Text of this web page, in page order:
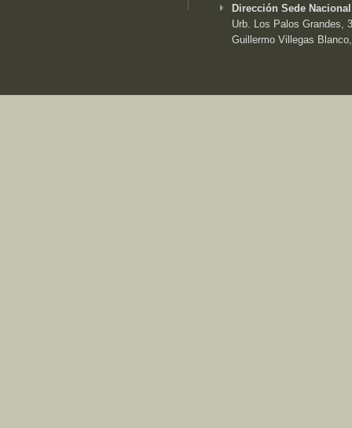
Dirección Sede
Urb. Los Palos Grandes,
Guillermo Villegas